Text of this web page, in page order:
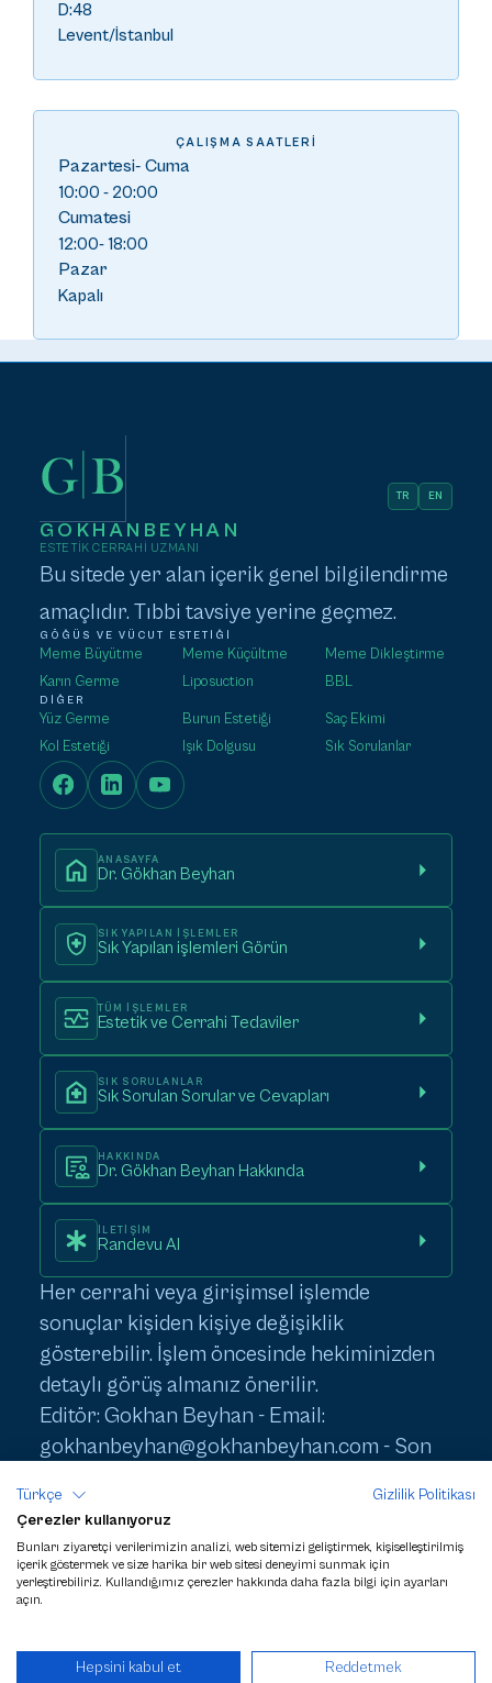
D:48
Levent/İstanbul
ÇALIŞMA SAATLERI
Pazartesi- Cuma
10:00 - 20:00
Cumatesi
12:00- 18:00
Pazar
Kapalı
GOKHANBEYHAN
ESTETIK CERRAHI UZMANI
TR EN
Bu sitede yer alan içerik genel bilgilendirme
amaçlıdır. Tıbbi tavsiye yerine geçmez.
GÖĞÜS VE VÜCUT ESTETIĞI
Meme Büyütme Meme Küçültme
Meme Dikleştirme
Karın Germe
Liposuction BBL
DIĞER
Yüz Germe Burun Estetiği
Saç Ekimi
Kol Estetiği
Işık Dolgusu Sık Sorulanlar
ANASAYFA
Dr. Gökhan Beyhan
SIK YAPILAN IŞLEMLER
Sık Yapılan işlemleri Görün
TÜM IŞLEMLER
Estetik ve Cerrahi Tedaviler
SIK SORULANLAR
Sık Sorulan Sorular ve Cevapları
HAKKINDA
Dr. Gökhan Beyhan Hakkında
İLETIŞIM
Randevu Al
Her cerrahi veya girişimsel işlemde
sonuçlar kişiden kişiye değişiklik
gösterebilir. İşlem öncesinde hekiminizden
detaylı görüş almanız önerilir.
Editör: Gokhan Beyhan - Email:
gokhanbeyhan@gokhanbeyhan.com - Son
ESTETIK İŞLEM FIYATLARI HAKKINDA
TELIF HAKLARI SAKLIDIR - GOKHAN BEYHAN 2024 - GÜNCELLEME 01
MART 2026
Türkçe
Gizlilik Politikası
Çerezler kullanıyoruz
Bunları ziyaretçi verilerimizin analizi, web sitemizi geliştirmek, kişiselleştirilmiş
içerik göstermek ve size harika bir web sitesi deneyimi sunmak için
yerleştirebiliriz. Kullandığımız çerezler hakkında daha fazla bilgi için ayarları
açın.
Hepsini kabul et Reddetmek